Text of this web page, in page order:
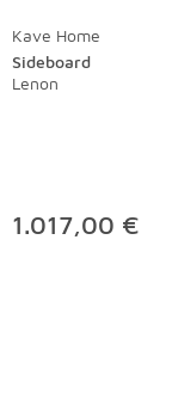
Kave Home
Sideboard
Lenon
1.017,00 €